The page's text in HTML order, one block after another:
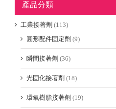
產品分類
工業接著劑 (113)
圓形配件固定劑 (9)
瞬間接著劑 (36)
光固化接著劑 (18)
環氧樹脂接著劑 (19)